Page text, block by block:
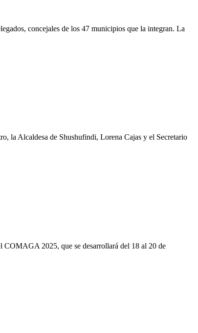
concejales de los 47 municipios que la integran. La
la Alcaldesa de Shushufindi, Lorena Cajas y el Secretario
COMAGA 2025, que se desarrollará del 18 al 20 de